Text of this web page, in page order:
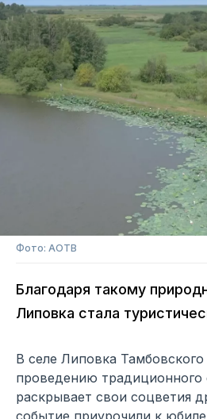
Фото: АОТВ
Благодаря такому
Липовка стала
В селе Липовка Тамбовского
проведению традиционного
раскрывает свои соцветия